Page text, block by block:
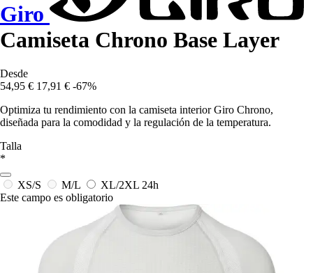
Giro
Camiseta Chrono Base Layer
Desde
54,95 € 17,91 € -67%
Optimiza tu rendimiento con la camiseta interior Giro Chrono,
diseñada para la comodidad y la regulación de la temperatura.
Talla
*
XS/S M/L XL/2XL 24h
Este campo es obligatorio